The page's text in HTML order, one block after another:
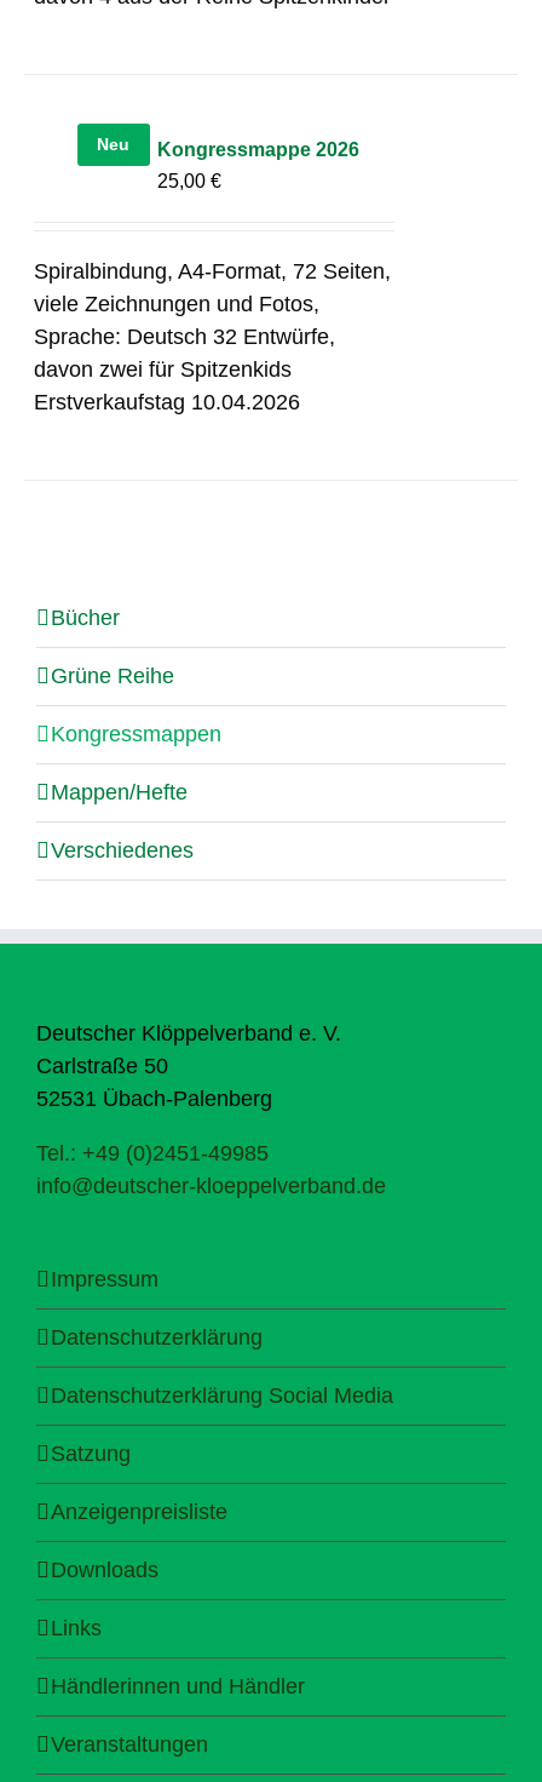
Neu
Kongressmappe 2026
25,00€
Spiralbindung, A4-Format, 72 Seiten,
viele Zeichnungen und Fotos,
Sprache: Deutsch 32 Entwürfe,
davon zwei für Spitzenkids
Erstverkaufstag 10.04.2026
Bücher
Grüne Reihe
Kongressmappen
Mappen/Hefte
Verschiedenes
Deutscher Klöppelverband e. V.
Carlstraße 50
52531 Übach-Palenberg
Tel.: +49 (0)2451-49985
info@deutscher-kloeppelverband.de
Impressum
Datenschutzerklärung
Datenschutzerklärung Social Media
Satzung
Anzeigenpreisliste
Downloads
Links
Händlerinnen und Händler
Veranstaltungen